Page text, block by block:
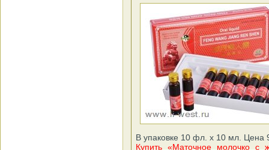
В упаковке 10 фл. х 10 мл. Цена
Купить «Маточное молочко с